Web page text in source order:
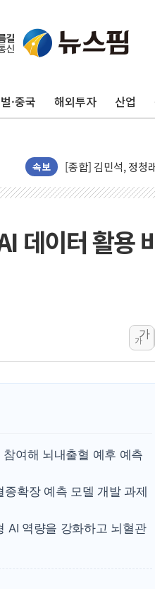
·중국 해외투자 산업
속보
포항시 재난예산
울진·영덕 '호우특
인천 합동연설회 나
김민석, 2주차 제주
[속보] 민주, 제주·
[속보] 민주, 인천
강릉·동해·삼척
폐기물 수거하다 참
추미애, '위안부' 피
인천 선재도 갯벌서
인천서 말다툼 중 어
'화합' 꺼낸 김민석
데이터 활용
가
가
여해 뇌내출혈 예후 예측
종확장 예측 모델 개발 과제
AI 역량을 강화하고 뇌혈관